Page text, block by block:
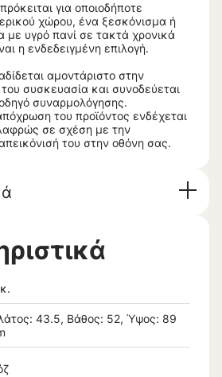
για οποιοδήποτε
χώρου, ένα ξεσκόνισμα ή
με υγρό πανί σε τακτά χρονικά
η ενδεδειγμένη επιλογή.
αμοντάριστο στην
συσκευασία και συνοδεύεται
συναρμολόγησης.
του προϊόντος ενδέχεται
σε σχέση με την
του στην οθόνη σας.
43.5, Βάθος: 52, Ύψος: 89